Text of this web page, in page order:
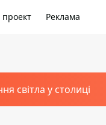
Реклама
світла у столиці